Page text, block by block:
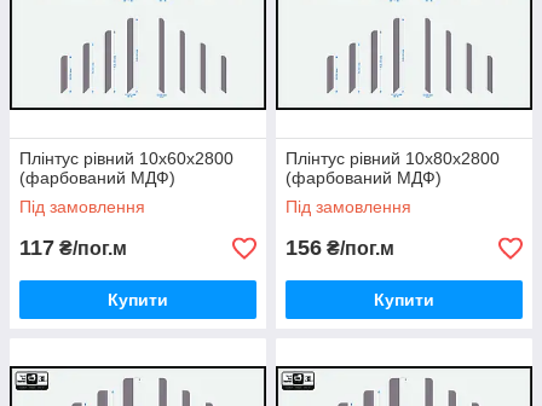
Плінтус рівний 10х60х2800
(фарбований МДФ)
Під замовлення
117 ₴/пог.м
Купити
Плінтус рівний 10х80х2800
(фарбований МДФ)
Під замовлення
156 ₴/пог.м
Купити